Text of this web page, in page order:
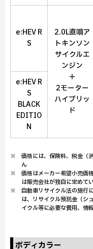
e:HEV R
S
2.0L直噴ア
トキンソン
サイクルエ
ンジン
＋
2モーター
ハイブリッ
ド
e:HEV R
S
BLACK
EDITIO
N
※ 価格には、保険料、税金（
ん
※ 価格はメーカー希望小売価
は販売会社が独自に定めて
※ 自動車リサイクル法の施行
は、リサイクル預託金（シ
イクル等に必要な費用、情
ボディカラー